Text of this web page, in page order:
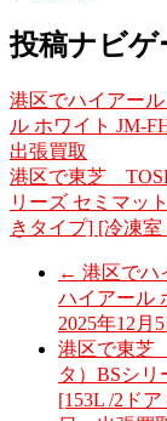
投稿ナビゲ
港区でハイアー
ル ホワイト JM-
出張買取
港区で東芝
リーズ セミマッ
きタイプ] [冷凍
← 港区でハ
ハイアール
2025年12
港区で東芝
タ）BSシリ
[153L /2ド